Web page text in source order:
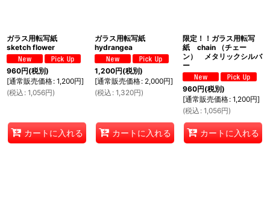
ガラス用転写紙
sketch flower
960円(税別)
[通常販売価格: 1,200円]
(税込 : 1,056円)
カートに入れる
ガラス用転写紙
hydrangea
1,200円(税別)
[通常販売価格: 2,000円]
(税込 : 1,320円)
カートに入れる
限定！！ガラス用転写
紙 chain （チェー
ン） メタリックシルバ
ー
960円(税別)
[通常販売価格: 1,200円]
(税込 : 1,056円)
カートに入れる